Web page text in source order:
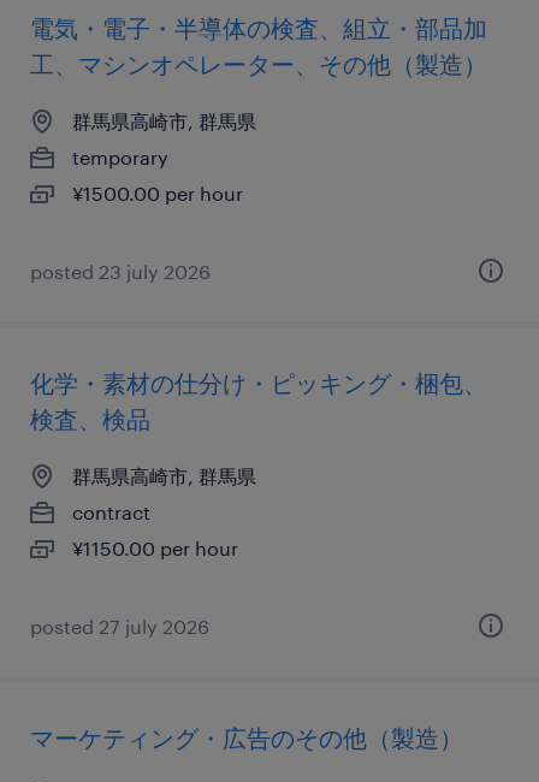
電気・電子・半導体の検査、組立・部品加
工、マシンオペレーター、その他（製造）
群馬県高崎市, 群馬県
temporary
¥1500.00 per hour
posted 23 july 2026
化学・素材の仕分け・ピッキング・梱包、
検査、検品
群馬県高崎市, 群馬県
contract
¥1150.00 per hour
posted 27 july 2026
マーケティング・広告のその他（製造）